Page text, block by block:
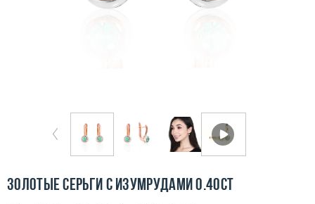
Бесплатная доставка
Контакты
Золотые серьги с изумрудами 0.40ct